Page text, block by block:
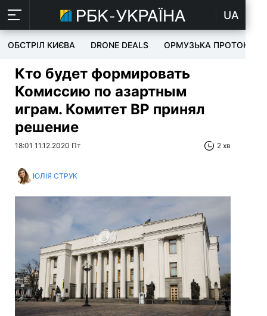
UA
ОБСТРІЛ КИЄВА DRONE DEALS ОРМУЗЬКА ПРОТОКА
Кто будет формировать
Комиссию по азартным
играм. Комитет ВР принял
решение
18:01 11.12.2020 Пт 2 хв
ЮЛІЯ СТРУК